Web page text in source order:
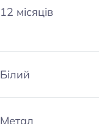
12 місяців
Білий
Метал